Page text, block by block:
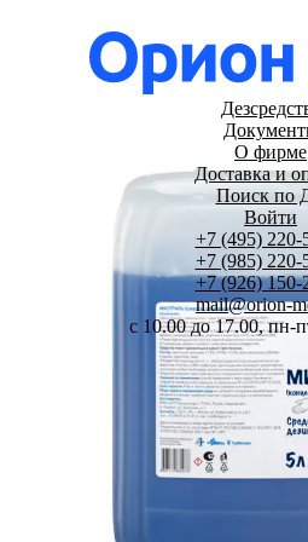
О фирме
Доставка и
Поиск по
Войти
+7 (495) 220-
+7 (985) 220-
+7 (926) 150-
mail@orion-
c 10.00 до 17.00, пн-